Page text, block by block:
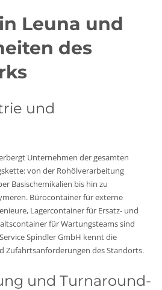
Leuna und
des
und
Unternehmen der gesamten
von der Rohölverarbeitung
Basischemikalien bis hin zu
Bürocontainer für externe
Lagercontainer für Ersatz- und
für Wartungsteams sind
Spindler GmbH kennt die
Zufahrtsanforderungen des Standorts.
und Turnaround-